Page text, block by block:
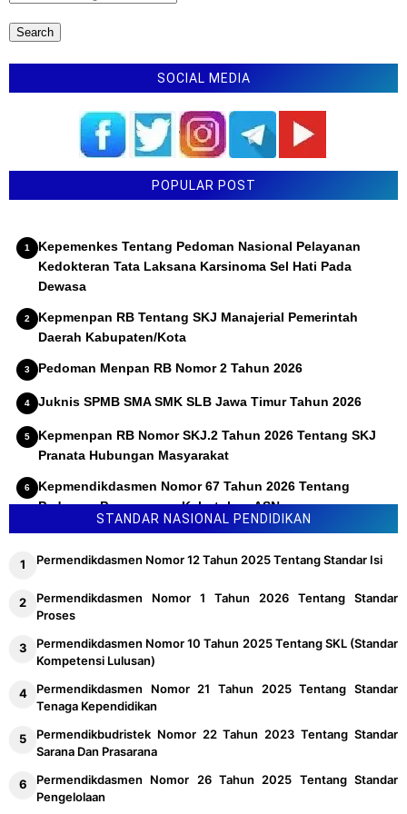
SOCIAL MEDIA
POPULAR POST
Kepemenkes Tentang Pedoman Nasional Pelayanan
Kedokteran Tata Laksana Karsinoma Sel Hati Pada
Dewasa
Kepmenpan RB Tentang SKJ Manajerial Pemerintah
Daerah Kabupaten/Kota
Pedoman Menpan RB Nomor 2 Tahun 2026
Juknis SPMB SMA SMK SLB Jawa Timur Tahun 2026
Kepmenpan RB Nomor SKJ.2 Tahun 2026 Tentang SKJ
Pranata Hubungan Masyarakat
Kepmendikdasmen Nomor 67 Tahun 2026 Tentang
Pedoman Penyusunan Kebutuhan ASN
STANDAR NASIONAL PENDIDIKAN
Permendikdasmen Nomor 12 Tahun 2025 Tentang Standar Isi
Permendikdasmen Nomor 1 Tahun 2026 Tentang Standar
Proses
Permendikdasmen Nomor 10 Tahun 2025 Tentang SKL (Standar
Kompetensi Lulusan)
Permendikdasmen Nomor 21 Tahun 2025 Tentang Standar
Tenaga Kependidikan
Permendikbudristek Nomor 22 Tahun 2023 Tentang Standar
Sarana Dan Prasarana
Permendikdasmen Nomor 26 Tahun 2025 Tentang Standar
Pengelolaan